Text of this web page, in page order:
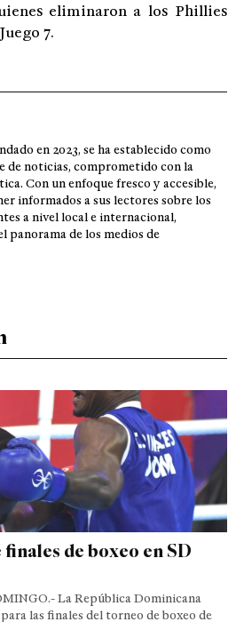
eliminaron a los Phillies
7.
en 2023, se ha establecido como
de noticias, comprometido con la
Con un enfoque fresco y accesible,
informados a sus lectores sobre los
a nivel local e internacional,
panorama de los medios de
de boxeo en SD
La República Dominicana
las finales del torneo de boxeo de